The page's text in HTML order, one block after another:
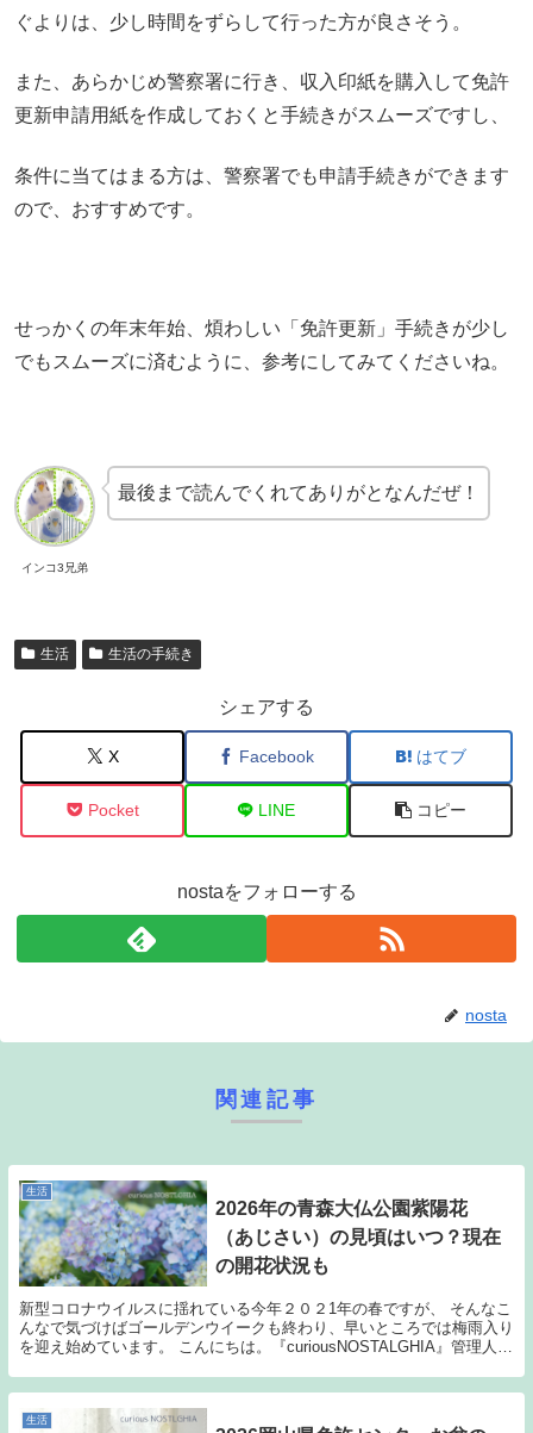
ぐよりは、少し時間をずらして行った方が良さそう。
また、あらかじめ警察署に行き、収入印紙を購入して免許
更新申請用紙を作成しておくと手続きがスムーズですし、
条件に当てはまる方は、警察署でも申請手続きができます
ので、おすすめです。
せっかくの年末年始、煩わしい「免許更新」手続きが少し
でもスムーズに済むように、参考にしてみてくださいね。
インコ3兄弟
最後まで読んでくれてありがとなんだぜ！
生活 生活の手続き
シェアする
X Facebook はてブ
Pocket LINE コピー
nostaをフォローする
nosta
関連記事
生活
2026年の青森大仏公園紫陽花
（あじさい）の見頃はいつ？現在
の開花状況も
新型コロナウイルスに揺れている今年２０２1年の春ですが、 そんなこ
んなで気づけばゴールデンウイークも終わり、早いところでは梅雨入り
を迎え始めています。 こんにちは。『curiousNOSTALGHIA』管理人
生活